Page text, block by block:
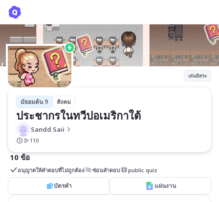
เล่นอิสระ
มัธยมต้น 9 สังคม
ประชากรในทวีปอเมริกาใต้
Sandd Saii
110
10 ข้อ
อนุญาตให้คำตอบที่ไม่ถูกต้อง ซ่อนคำตอบ public quiz
บัตรคำ แผ่นงาน